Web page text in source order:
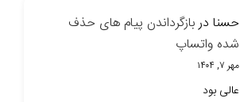
حسنا دربازگرداندن پیام های حذف
شده واتساپ
مهر ۷, ۱۴۰۴
عالی بود